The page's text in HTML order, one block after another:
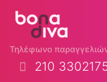
Τηλέφωνο
210